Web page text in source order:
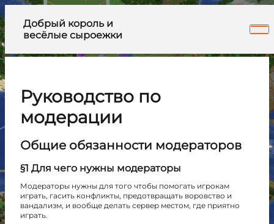
Добрый король и
весёлые сыроежки
Руководство по
модерации
Общие обязанности модераторов
§1 Для чего нужны модераторы
Модераторы нужны для того чтобы помогать игрокам
играть, гасить конфликты, предотвращать воровство и
вандализм, и вообще делать сервер местом, где приятно
играть.